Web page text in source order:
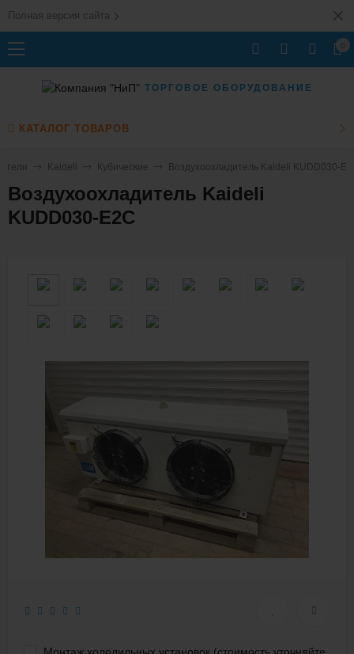
Полная версия сайта
ТОРГОВОЕ ОБОРУДОВАНИЕ
КАТАЛОГ ТОВАРОВ
Kaideli Кубические Воздухоохладитель Kaideli KUDD030-
Воздухоохладитель Kaideli
KUDD030-E2C
Монтаж холодильных установок (стоимость уточняйте